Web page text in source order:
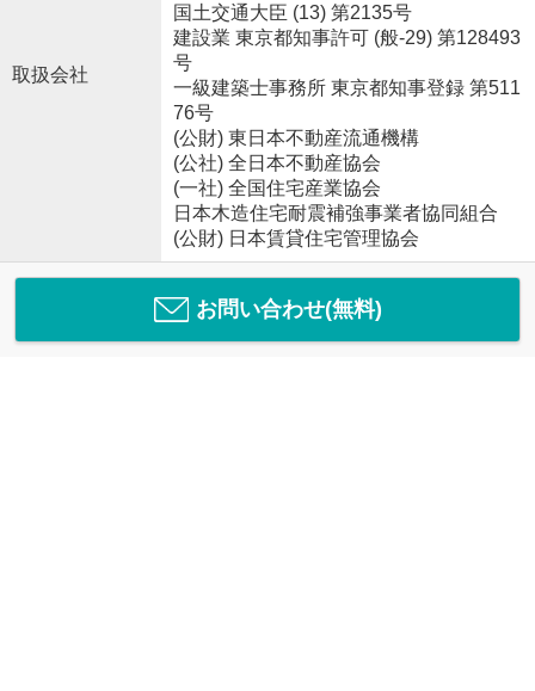
取扱会社
国土交通大臣 (13) 第2135号
建設業 東京都知事許可 (般-29) 第128493
号
一級建築士事務所 東京都知事登録 第511
76号
(公財) 東日本不動産流通機構
(公社) 全日本不動産協会
(一社) 全国住宅産業協会
日本木造住宅耐震補強事業者協同組合
(公財) 日本賃貸住宅管理協会
お問い合わせ(無料)